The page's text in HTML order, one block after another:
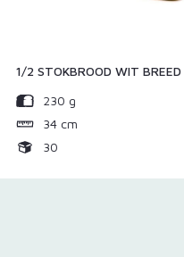
1/2 STOKBROOD WIT BREED
230 g
34 cm
30